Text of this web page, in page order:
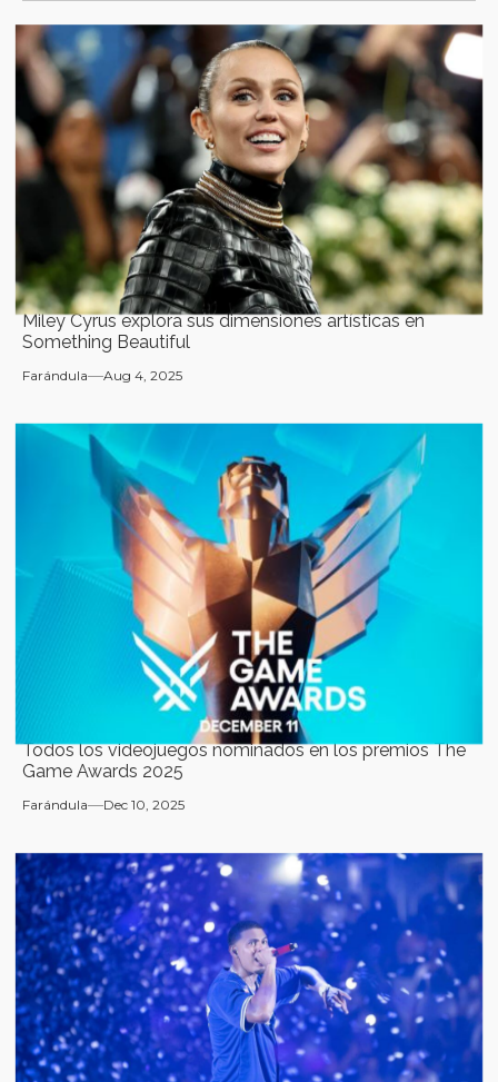
Miley Cyrus explora sus dimensiones artísticas en
Something Beautiful
Farándula Aug 4, 2025
Todos los videojuegos nominados en los premios The
Game Awards 2025
Farándula Dec 10, 2025